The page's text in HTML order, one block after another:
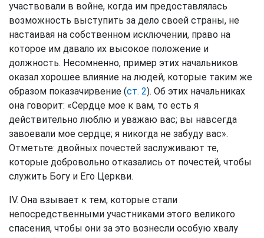
участвовали в войне, когда им предоставлялась
возможность выступить за дело своей страны, не
настаивая на собственном исключении, право на
которое им давало их высокое положение и
должность. Несомненно, пример этих начальников
оказал хорошее влияние на людей, которые таким же
образом показачирвение (ст. 2). Об этих начальниках
она говорит: «Сердце мое к вам, то есть я
действительно люблю и уважаю вас; вы навсегда
завоевали мое сердце; я никогда не забуду вас».
Отметьте: двойных почестей заслуживают те,
которые добровольно отказались от почестей, чтобы
служить Богу и Его Церкви.
IV. Она взывает к тем, которые стали
непосредственными участниками этого великого
спасения, чтобы они за это вознесли особую хвалу